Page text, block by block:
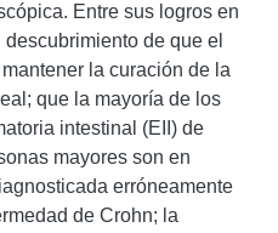
Entre sus logros en
de que el
la curación de la
que la mayoría de los
intestinal (EII) de
mayores son en
erróneamente
de Crohn; la